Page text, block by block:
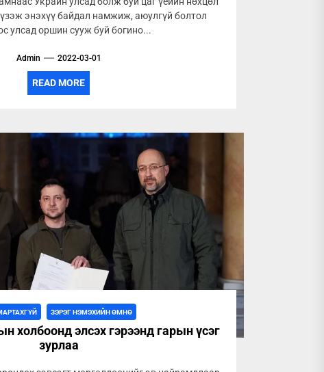
энэхүү байдал намжиж, аюулгүй болтол
улсад оршин сууж буй богино...
Admin 2022-03-01
READ MORE
ЗЭРЭГ НЭМЭХИЙН ӨМНӨ
холбоонд элсэх гэрээнд гарын үсэг
зурлаа